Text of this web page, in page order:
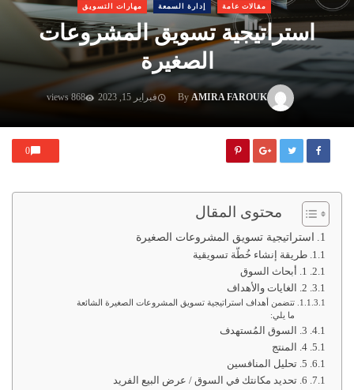
مقالات عامة إدارة السمعة مهارات التسويق
استراتيجية تسويق المشروعات
الصغيرة
By AMIRA FAROUK فبراير 15, 2023 868 views
0
محتوى المقال
استراتيجية تسويق المشروعات الصغيرة
طريقة إنشاء خُطَّة تسويقية
1. أبحاث السوق
2. الغايات والأهداف
تتضمن أهداف استراتيجية تسويق المشروعات الصغيرة الشائعة
ما يلي:
3. السوق المُستهدف
4. المنتج
5. تحليل المنافسين
6. تحديد مكانتك في السوق / عرض البيع الفريد